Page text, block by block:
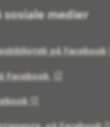
sosiale medier
på Facebook
Facebook